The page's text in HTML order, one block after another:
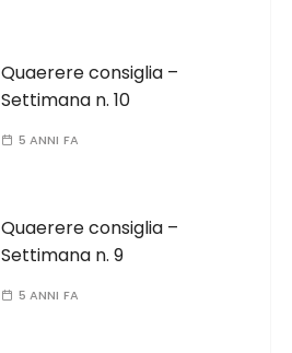
Quaerere consiglia –
Settimana n. 10
5 ANNI FA
Quaerere consiglia –
Settimana n. 9
5 ANNI FA